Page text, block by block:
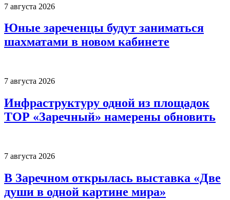
7 августа 2026
Юные зареченцы будут заниматься
шахматами в новом кабинете
7 августа 2026
Инфраструктуру одной из площадок
ТОР «Заречный» намерены обновить
7 августа 2026
В Заречном открылась выставка «Две
души в одной картине мира»